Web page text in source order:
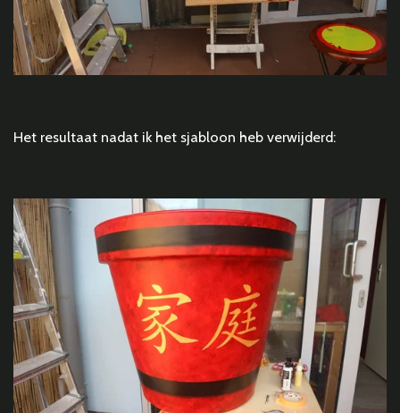
Het resultaat nadat ik het sjabloon heb verwijderd: